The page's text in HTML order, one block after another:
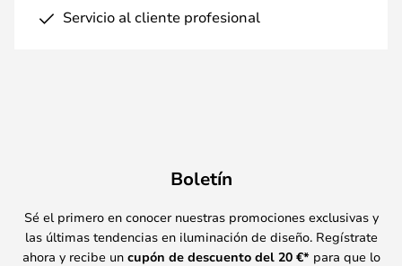
Servicio al cliente profesional
Boletín
Sé el primero en conocer nuestras promociones exclusivas y
las últimas tendencias en iluminación de diseño. Regístrate
ahora y recibe un cupón de descuento del 20 €* para que lo